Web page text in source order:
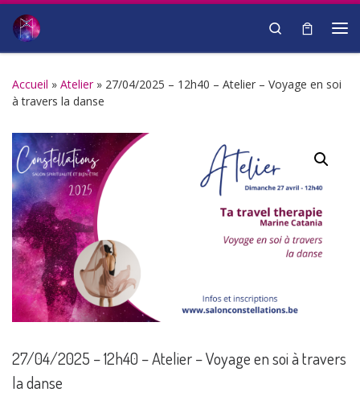
Passer au contenu
Search
Accueil » Atelier » 27/04/2025 – 12h40 – Atelier – Voyage en soi
à travers la danse
27/04/2025 – 12h40 – Atelier – Voyage en soi à travers
la danse